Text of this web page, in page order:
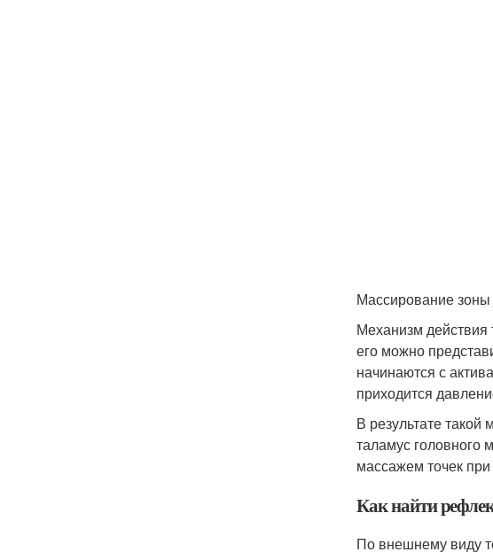
Массирование
Механизм
его можно
начинаются с
приходится
В результате
таламус головного
массажем точек
Как найти
По внешнему виду